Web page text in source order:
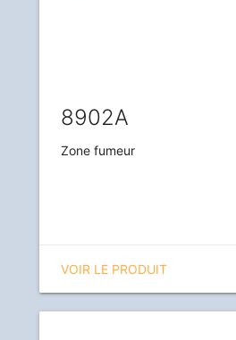
8902A
Zone fumeur
VOIR LE PRODUIT